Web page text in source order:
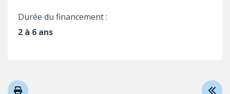
Durée du financement :
2 à 6 ans